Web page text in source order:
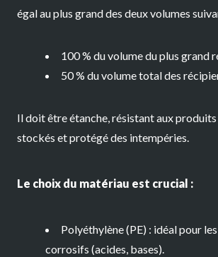
égal au plus grand des deux volumes
100 % du volume du plus grand
50 % du volume total des
Il doit êtreétanche résistant aux produits
stockés etprotégé des intempéries
Le choix du matériau est crucial :
Polyéthylène (PE) : idéal pour
corrosifs (acides, bases).